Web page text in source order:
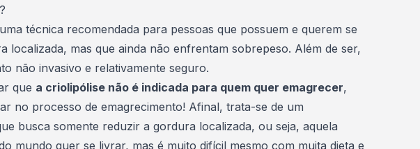
técnica recomendada para pessoas que possuem e querem se
localizada, mas que ainda não enfrentam sobrepeso. Além de ser,
não invasivo e relativamente seguro.
que a criolipólise não é indicada para quem quer emagrecer,
no processo de emagrecimento! Afinal, trata-se de um
busca somente reduzir a gordura localizada, ou seja, aquela
mundo quer se livrar, mas é muito difícil mesmo com muita dieta e